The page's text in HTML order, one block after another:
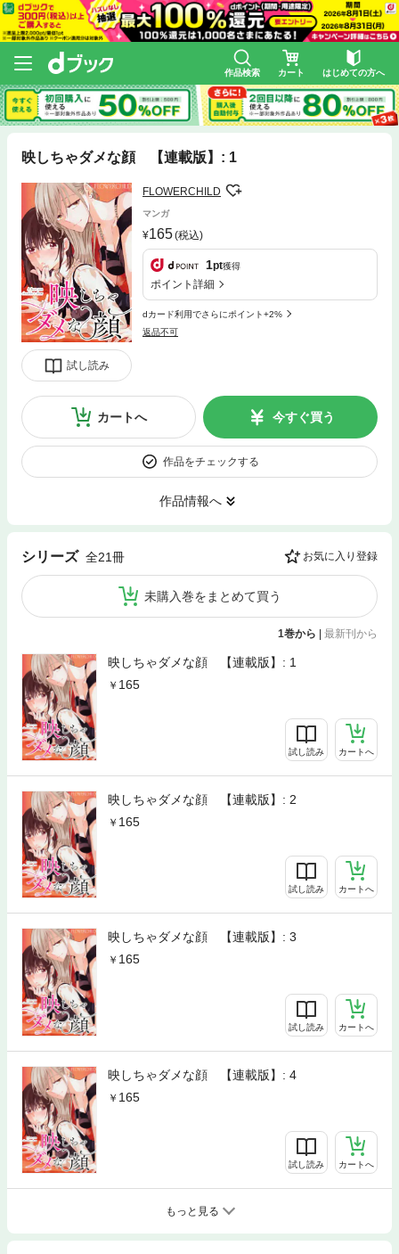
作品検索 カート はじめての方へ
映しちゃダメな顔 【連載版】: 1
試し読み
FLOWERCHILD
マンガ
165(税込)
1pt獲得
ポイント詳細
dカード利用でさらにポイント+2%
返品不可
カートへ 今すぐ買う
作品をチェックする
作品情報へ
シリーズ 全21冊 お気に入り登録
未購入巻をまとめて買う
1巻から | 最新刊から
映しちゃダメな顔 【連載版】: 1
165
試し読み カートへ
映しちゃダメな顔 【連載版】: 2
165
試し読み カートへ
映しちゃダメな顔 【連載版】: 3
165
試し読み カートへ
映しちゃダメな顔 【連載版】: 4
165
試し読み カートへ
もっと見る